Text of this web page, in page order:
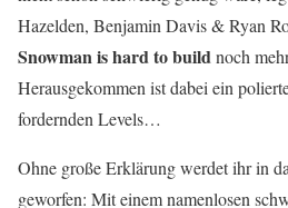
Hazelden, Benjamin Davis & Ryan
Snowman is hard to buildnoch
Herausgekommen ist dabei ein
fordernden Levels…
Ohne große Erklärung werdet ihr in
geworfen: Mit einem namenlosen